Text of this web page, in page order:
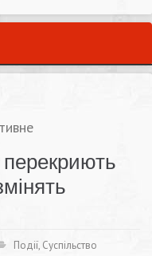
перекриють
Події, Суспільство